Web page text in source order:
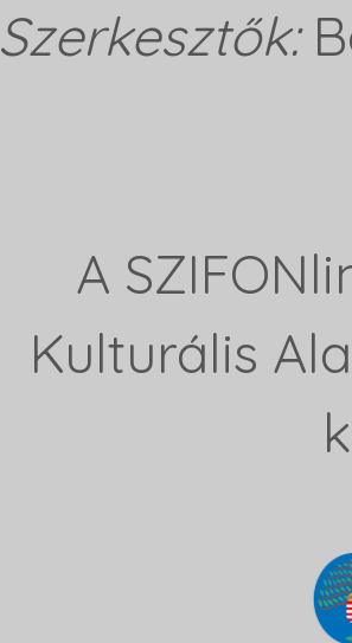
Szerkesztők:
A
Kulturális